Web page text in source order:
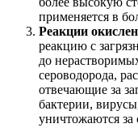
применяется в
Реакции
реакцию с
до
сероводорода,
отвечающие за
бактерии,
уничтожаются за